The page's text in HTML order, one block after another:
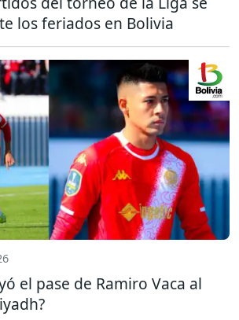
los feriados en Bolivia
el pase de Ramiro Vaca al